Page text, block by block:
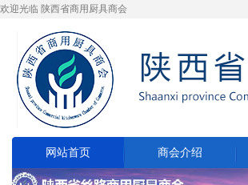
欢迎光临 陕西省商用厨具商会
网站首页 商会介绍